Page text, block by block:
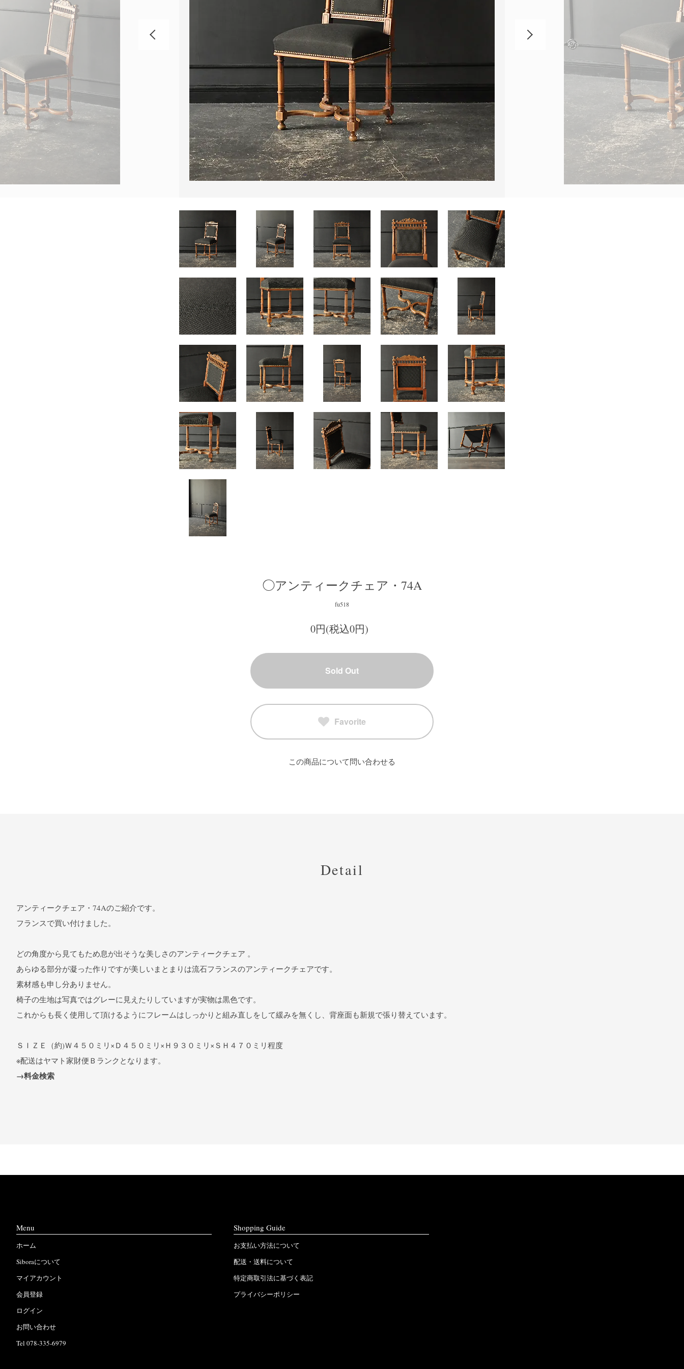
◯アンティークチェア・74A
fu518
0円(税込0円)
Sold Out
Favorite
この商品について問い合わせる
Detail
アンティークチェア・74Aのご紹介です。
フランスで買い付けました。
どの角度から見てもため息が出そうな美しさのアンティークチェア 。
あらゆる部分が凝った作りですが美しいまとまりは流石フランスのアンティークチェアです。
素材感も申し分ありません。
椅子の生地は写真ではグレーに見えたりしていますが実物は黒色です。
これからも長く使用して頂けるようにフレームはしっかりと組み直しをして緩みを無くし、背座面も新規で張り替えています。
ＳＩＺＥ（約)Ｗ４５０ミリ×Ｄ４５０ミリ×Ｈ９３０ミリ×ＳＨ４７０ミリ程度
※配送はヤマト家財便Ｂランクとなります。
→料金検索
Menu
ホーム
Siboraについて
マイアカウント
会員登録
ログイン
お問い合わせ
Tel 078-335-6979
Shopping Guide
お支払い方法について
配送・送料について
特定商取引法に基づく表記
プライバシーポリシー